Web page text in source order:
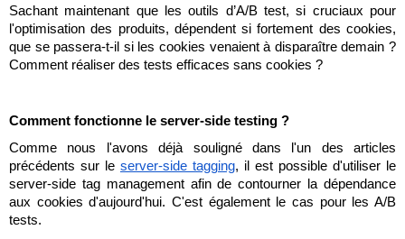
Olivia Lohest
Pieter Maesmans
Sven Bosschem
Thomas Kurevic
Thomas Riis
Sachant maintenant que les outils d’A/B test, si cruciaux pour
l'optimisation des produits, dépendent si fortement des cookies,
que se passera-t-il si les cookies venaient à disparaître demain ?
Comment réaliser des tests efficaces sans cookies ?
Comment fonctionne le server-side testing ?
Comme nous l'avons déjà souligné dans l'un des articles
précédents sur le server-side tagging, il est possible d'utiliser le
server-side tag management afin de contourner la dépendance
aux cookies d'aujourd'hui. C'est également le cas pour les A/B
tests.